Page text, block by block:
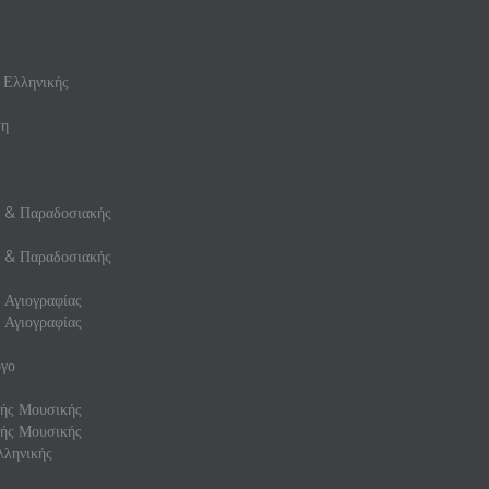
& Παραδοσιακής
& Παραδοσιακής
Μουσικής
Μουσικής